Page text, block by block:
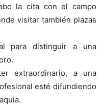
la cita con el campo
visitar también plazas
para distinguir a una
extraordinario, a una
esté difundiendo